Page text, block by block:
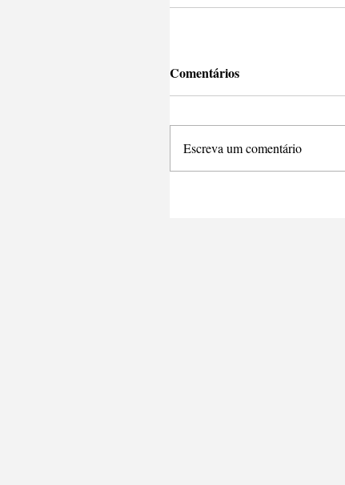
Comentários
Escreva um comentário